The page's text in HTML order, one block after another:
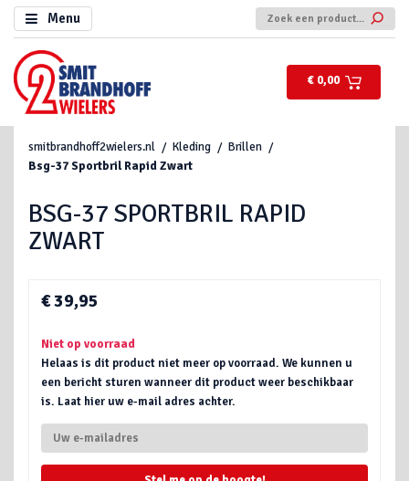
Menu
€ 0,00
smitbrandhoff2wielers.nl Kleding
Brillen
Bsg-37 Sportbril Rapid Zwart
BSG-37 SPORTBRIL RAPID
ZWART
€ 39,95
Niet op voorraad
Helaas is dit product niet meer op voorraad. We kunnen u
een bericht sturen wanneer dit product weer beschikbaar
is. Laat hier uw e-mail adres achter.